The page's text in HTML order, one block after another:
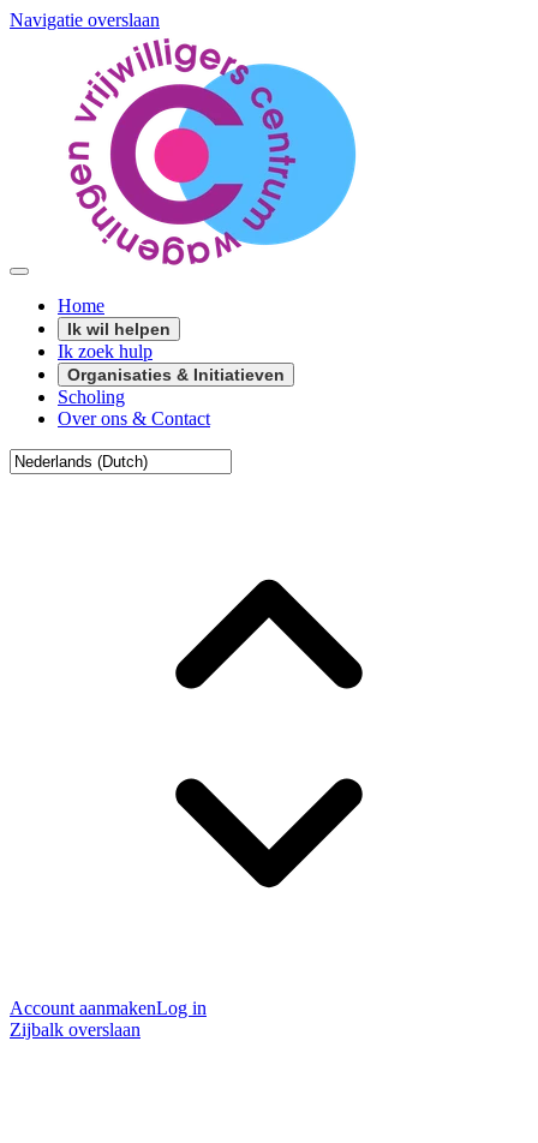
Navigatie overslaan
Home
Ik wil helpen
Ik zoek hulp
Organisaties & Initiatieven
Scholing
Over ons & Contact
Account aanmakenLog in
Zijbalk overslaan